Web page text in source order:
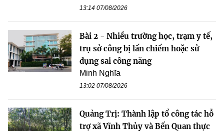
13:14 07/08/2026
Bài 2 - Nhiều trường học, trạm y tế,
trụ sở công bị lấn chiếm hoặc sử
dụng sai công năng
Minh Nghĩa
13:02 07/08/2026
Quảng Trị: Thành lập tổ công tác hỗ
trợ xã Vĩnh Thủy và Bến Quan thực